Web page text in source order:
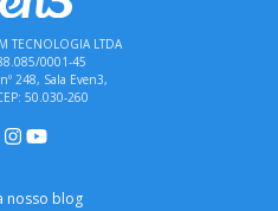
TECNOLOGIA LTDA
0001-45
248, Sala Even3,
50.030-260
nosso blog